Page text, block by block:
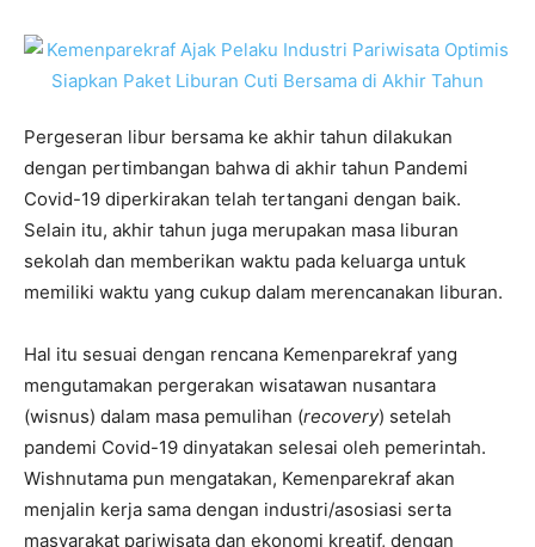
Pergeseran libur bersama ke akhir tahun dilakukan
dengan pertimbangan bahwa di akhir tahun Pandemi
Covid-19 diperkirakan telah tertangani dengan baik.
Selain itu, akhir tahun juga merupakan masa liburan
sekolah dan memberikan waktu pada keluarga untuk
memiliki waktu yang cukup dalam merencanakan liburan.
Hal itu sesuai dengan rencana Kemenparekraf yang
mengutamakan pergerakan wisatawan nusantara
(wisnus) dalam masa pemulihan (recovery) setelah
pandemi Covid-19 dinyatakan selesai oleh pemerintah.
Wishnutama pun mengatakan, Kemenparekraf akan
menjalin kerja sama dengan industri/asosiasi serta
masyarakat pariwisata dan ekonomi kreatif, dengan